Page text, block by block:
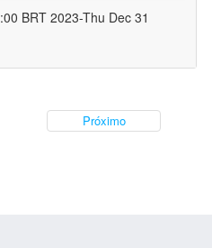
BRT 2023-Thu Dec 31
Próximo